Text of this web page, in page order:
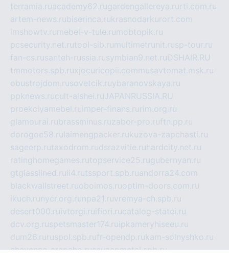
terramia.ruacademy62.rugardengallereya.ru rti.com.ru
artem-news.rubiserinca.rukrasnodarkurort.com
imshowtv.ru mebel-v-tule.ru mobtopik.ru
pcsecurity.net.rutool-sib.ru multimetrunit.rusp-tour.ru
fan-cs.rusanteh-russia.rusymbian9.net.ruDSHAIR.RU
tmmotors.spb.ruxjocuricopii.com musavtomat.msk.ru
obustrojdom.rusovetcik.ruybaranovskaya.ru
ppknews.rucult-alshei.ruJAPANRUSSIA.RU
proekciyamebel.ru imper-finans.ru rim.org.ru
glamourai.rubrassminus.ruzabor-pro.ruftn.pp.ru
dorogoe58.ru laimengpacker.rukuzova-zapchasti.ru
sageerp.rutaxodrom.rudsrazvitie.ru hardcity.net.ru
ratinghomegames.rutopservice25.rugubernyan.ru
gtglasslined.ru ii4.rutssport.spb.ruandorra24.com
blackwallstreet.ruoboimos.ruoptim-doors.com.ru
ikuch.ru nycr.org.ru npa21.ruvremya-ch.spb.ru
desert000.ru ivtorgi.ru ifiori.rucatalog-statei.ru
dcv.org.ruspetsmaster174.ru ipkameryhiseeu.ru
dum26.ru ruspol.spb.rufr-opendp.rukam-solnyshko.ru
cheyenne-arapaho.rusevzapmetal.spb.ru